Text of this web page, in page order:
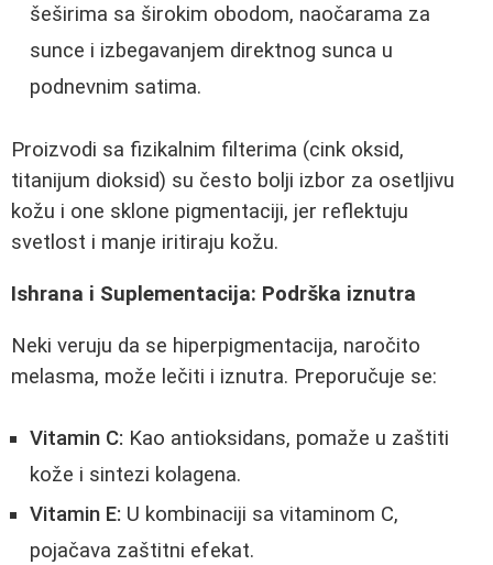
šeširima sa širokim obodom, naočarama za
sunce i izbegavanjem direktnog sunca u
podnevnim satima.
Proizvodi sa fizikalnim filterima (cink oksid,
titanijum dioksid) su često bolji izbor za osetljivu
kožu i one sklone pigmentaciji, jer reflektuju
svetlost i manje iritiraju kožu.
Ishrana i Suplementacija: Podrška iznutra
Neki veruju da se hiperpigmentacija, naročito
melasma, može lečiti i iznutra. Preporučuje se:
Vitamin C: Kao antioksidans, pomaže u zaštiti
kože i sintezi kolagena.
Vitamin E: U kombinaciji sa vitaminom C,
pojačava zaštitni efekat.